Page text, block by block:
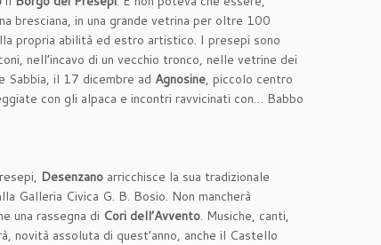
bresciana, in una grande vetrina per oltre 100
propria abilità ed estro artistico. I presepi sono
nell’incavo di un vecchio tronco, nelle vetrine dei
Sabbia, il 17 dicembre ad Agnosine, piccolo centro
con gli alpaca e incontri ravvicinati con… Babbo
Desenzano arricchisce la sua tradizionale
Galleria Civica G. B. Bosio. Non mancherà
una rassegna di Cori dell’Avvento. Musiche, canti,
novità assoluta di quest’anno, anche il Castello